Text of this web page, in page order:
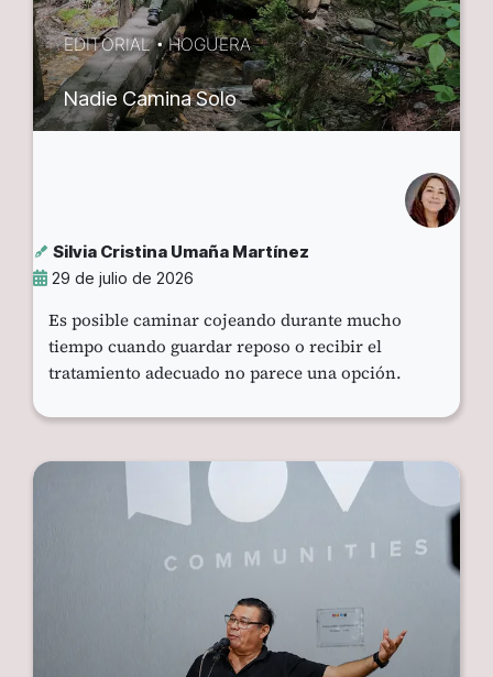
EDITORIAL•HOGUERA
Nadie Camina Solo
Silvia Cristina Umaña Martínez
29 de julio de 2026
Es posible caminar cojeando durante mucho
tiempo cuando guardar reposo o recibir el
tratamiento adecuado no parece una opción.